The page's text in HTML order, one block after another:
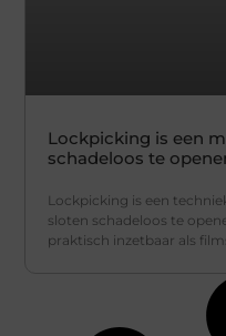
Lockpicking is een
schadeloos te
Lockpicking is een
sloten schadeloos te
praktisch inzetbaar als